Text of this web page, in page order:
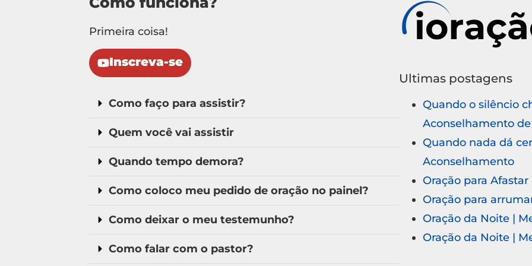
Primeira coisa!
Inscreva-se
Como faço para assistir?
Quem você vai assistir
Quando tempo demora?
Como coloco meu pedido de oração no painel?
Como deixar o meu testemunho?
Como falar com o pastor?
Ultimas postagens
Quando o silêncio
Aconselhamento
Quando nada dá
Aconselhamento
Oração para
Oração para
Oração da Noite |
Oração da Noite |